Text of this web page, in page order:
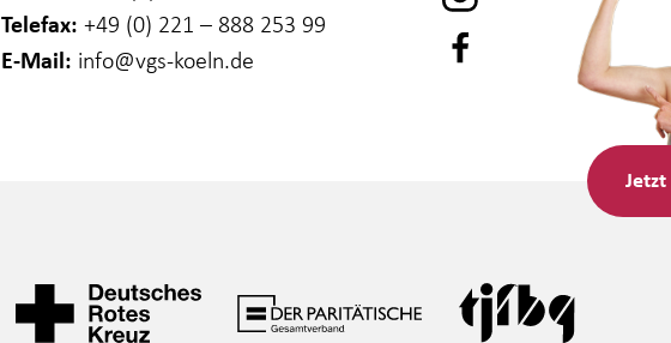
Telefax: +49 (0) 221 – 888 253 99
E-Mail: info@vgs-koeln.de
Jetzt